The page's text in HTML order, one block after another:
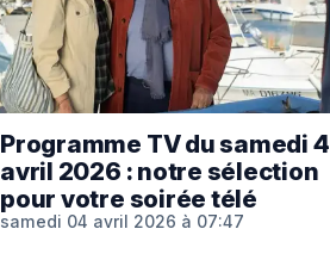
Programme TV du samedi 4
avril 2026 : notre sélection
pour votre soirée télé
samedi 04 avril 2026 à 07:47